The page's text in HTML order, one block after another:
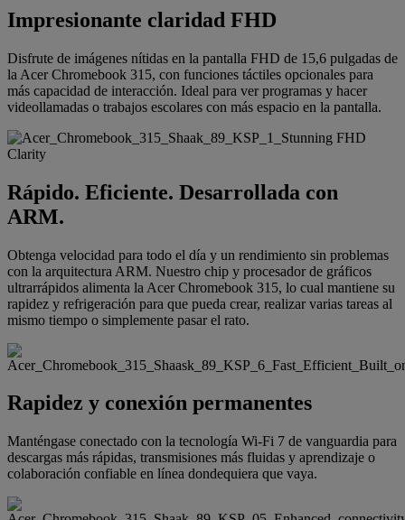
Impresionante claridad FHD
Disfrute de imágenes nítidas en la pantalla FHD de 15,6 pulgadas de
la Acer Chromebook 315, con funciones táctiles opcionales para
más capacidad de interacción. Ideal para ver programas y hacer
videollamadas o trabajos escolares con más espacio en la pantalla.
Rápido. Eficiente. Desarrollada con
ARM.
Obtenga velocidad para todo el día y un rendimiento sin problemas
con la arquitectura ARM. Nuestro chip y procesador de gráficos
ultrarrápidos alimenta la Acer Chromebook 315, lo cual mantiene su
rapidez y refrigeración para que pueda crear, realizar varias tareas al
mismo tiempo o simplemente pasar el rato.
Rapidez y conexión permanentes
Manténgase conectado con la tecnología Wi-Fi 7 de vanguardia para
descargas más rápidas, transmisiones más fluidas y aprendizaje o
colaboración confiable en línea dondequiera que vaya.